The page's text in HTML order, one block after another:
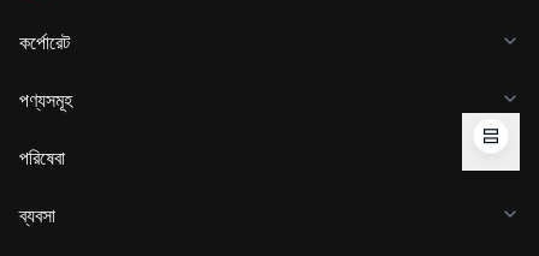
কর্পোরেট
পণ্যসমূহ
পরিষেবা
ব্যবসা